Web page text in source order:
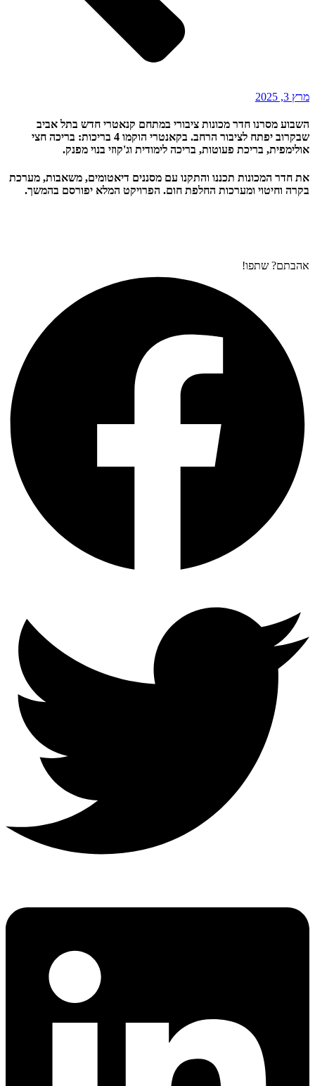
מרץ 3, 2025
השבוע מסרנו חדר מכונות ציבורי במתחם קנאטרי חדש בתל אביב
שבקרוב יפתח לציבור הרחב. בקאנטרי הוקמו 4 בריכות: בריכה חצי
אולימפית, בריכת פעוטות, בריכה לימודית וג'קוזי בנוי מפנק.
את חדר המכונות תכננו והתקנו עם מסננים דיאטומים, משאבות, מערכת
בקרה וחיטוי ומערכות החלפת חום. הפרויקט המלא יפורסם בהמשך.
אהבתם? שתפו!